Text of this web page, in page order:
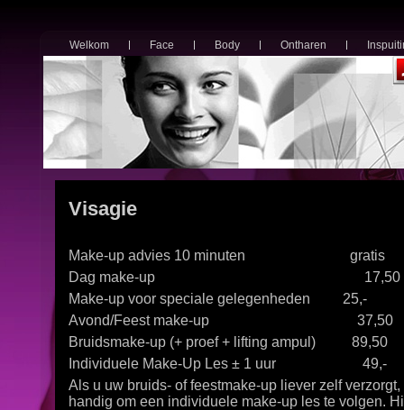
Welkom Face Body Ontharen
Visagie
Make-up advies 10 minuten gratis
Dag make-up 17,50
Make-up voor speciale gelegenheden 25,-
Avond/Feest make-up 37,50
Bruidsmake-up (+ proef + lifting ampul) 89,50
Individuele Make-Up Les ± 1 uur 49,-
Als u uw bruids- of feestmake-up liever zelf
handig om een individuele make-up les te volgen.